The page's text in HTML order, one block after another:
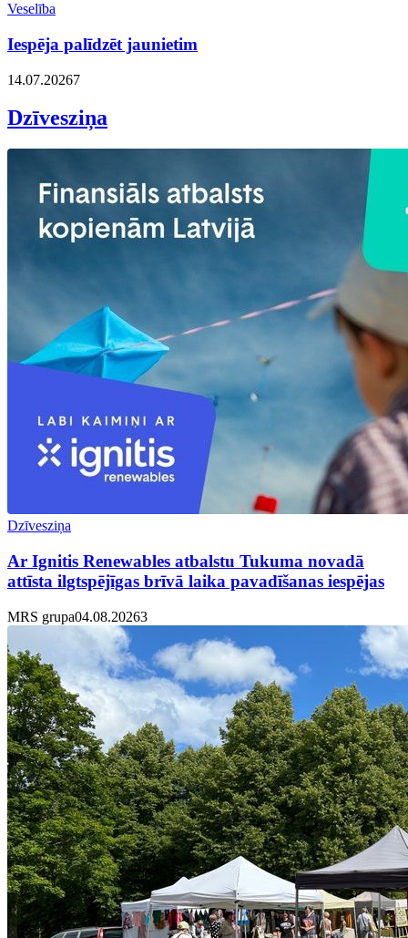
Veselība
Iespēja palīdzēt jaunietim
14.07.20267
Dzīvesziņa
Dzīvesziņa
Ar Ignitis Renewables atbalstu Tukuma novadā
attīsta ilgtspējīgas brīvā laika pavadīšanas iespējas
MRS grupa04.08.20263